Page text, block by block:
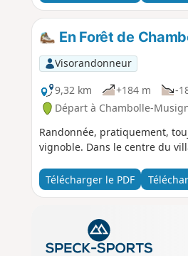
En Forêt de
Visorandonneur
9,32 km
+184 m -
Départ à Chambolle-
Randonnée, pratiquement,
vignoble. Dans le centre du
Télécharger le PDF